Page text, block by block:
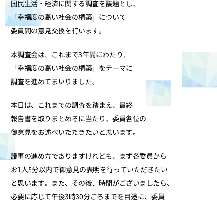
国民生活・経済に関する調査を議題とし、
「幸福度の高い社会の構築」について
委員間の意見交換を行います。
本調査会は、これまで3年間にわたり、
「幸福度の高い社会の構築」をテーマに
調査を進めてまいりました。
本日は、これまでの調査を踏まえ、最終
報告書を取りまとめるに当たり、委員各位の
御意見をお述べいただきたいと思います。
議事の進め方でありますけれども、まず各委員から
お1人5分以内で御意見の表明を行っていただきたい
と思います。また、その後、時間がございましたら、
必要に応じて午後3時30分ごろまでを目途に、委員